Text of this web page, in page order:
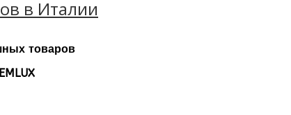
в Италии
товаров